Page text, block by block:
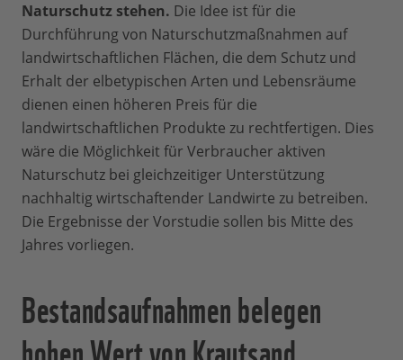
Naturschutz stehen. Die Idee ist für die
Durchführung von Naturschutzmaßnahmen auf
landwirtschaftlichen Flächen, die dem Schutz und
Erhalt der elbetypischen Arten und Lebensräume
dienen einen höheren Preis für die
landwirtschaftlichen Produkte zu rechtfertigen. Dies
wäre die Möglichkeit für Verbraucher aktiven
Naturschutz bei gleichzeitiger Unterstützung
nachhaltig wirtschaftender Landwirte zu betreiben.
Die Ergebnisse der Vorstudie sollen bis Mitte des
Jahres vorliegen.
Bestandsaufnahmen belegen